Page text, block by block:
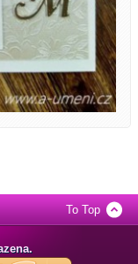
To Top